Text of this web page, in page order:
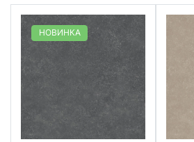
НОВИНКА